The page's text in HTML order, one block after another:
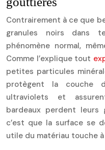
Contrairement à ce que
granules noirs dans
phénomène normal,
Comme l’explique tout
petites particules
protègent la couche
ultraviolets et
bardeaux perdent leurs
c’est que la surface se
utile du matériau touche à